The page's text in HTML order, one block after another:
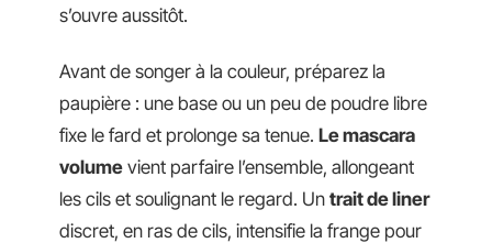
s’ouvre aussitôt.
Avant de songer à la couleur, préparez la
paupière : une base ou un peu de poudre libre
fixe le fard et prolonge sa tenue. Le mascara
volume vient parfaire l’ensemble, allongeant
les cils et soulignant le regard. Un trait de liner
discret, en ras de cils, intensifie la frange pour